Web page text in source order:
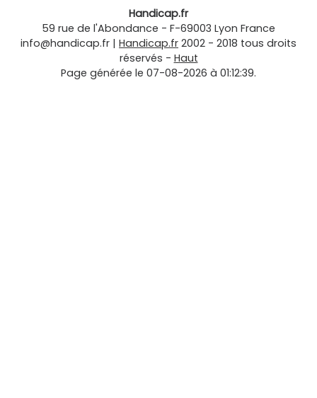
Handicap.fr
59 rue de l'Abondance - F-69003 Lyon France
info@handicap.fr | Handicap.fr 2002 - 2018 tous droits
réservés - Haut
Page générée le 07-08-2026 à 01:12:39.